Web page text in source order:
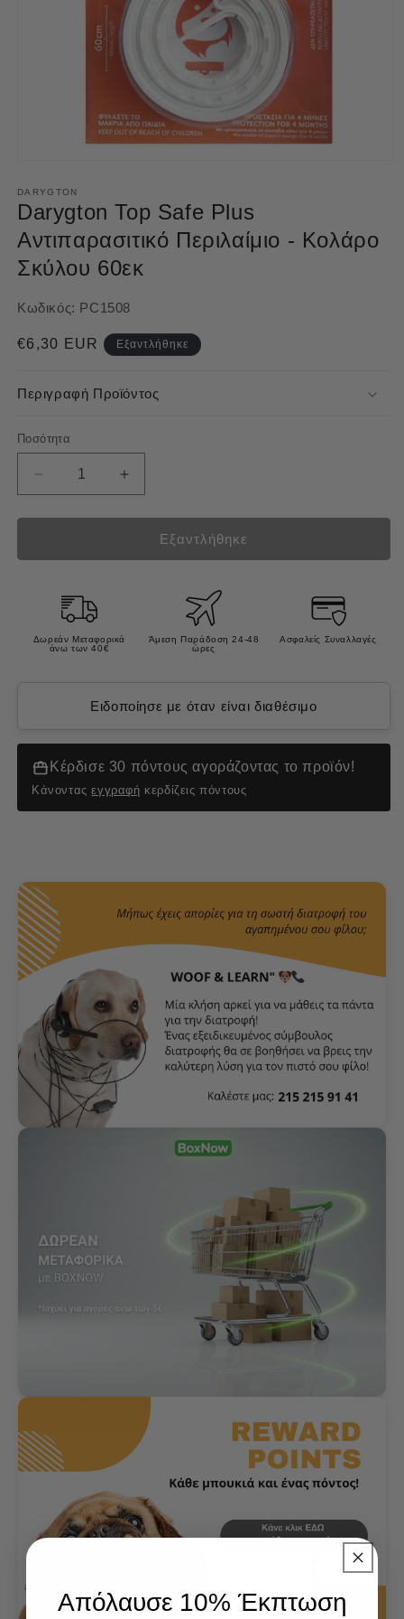
1
στο
βοηθητικό
παράθυρο
DARYGTON
Darygton Top Safe Plus
Αντιπαρασιτικό Περιλαίμιο - Κολάρο
Σκύλου 60εκ
Κωδικός: PC1508
Κανονική
€6,30 EUR Εξαντλήθηκε
Περιγραφή Προϊόντος
Ποσότητα
Μείωση
ποσότητας
για
Top
Plus
Αντιπαρασιτικό
Περιλαίμιο
Αύξηση
ποσότητας
για
Darygton
Top
Αντιπαρασιτικό
Περιλαίμιο
60εκ
Εξαντλήθηκε
Δωρεάν Μεταφορικά
άνω των 40€
Άμεση Παράδοση 24-48
ώρες
Ασφαλείς Συναλλαγές
Ειδοποίησε με όταν είναι διαθέσιμο
Κέρδισε 30 πόντους αγοράζοντας το προϊόν!
Κάνονταςεγγραφή κερδίζεις πόντους
Απόλαυσε 10% Έκπτωση